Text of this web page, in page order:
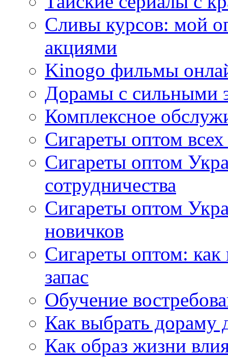
Сливы курсов: мой
акциями
Kinogo фильмы
Дорамы с сильными
Комплексное
Сигареты оптом
Сигареты оптом
сотрудничества
Сигареты оптом
новичков
Сигареты оптом:
запас
Обучение
Как выбрать дораму
Как образ жизни